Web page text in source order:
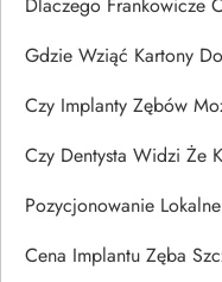
Gdzie Wziąć Kartony
Czy Implanty Zębów
Czy Dentysta Widzi Że
Pozycjonowanie
Cena Implantu Zęba